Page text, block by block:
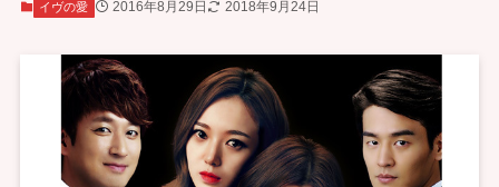
イヴの愛 2016年8月29日 2018年9月24日